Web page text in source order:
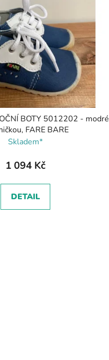
BOTY 5012202 - modré
FARE BARE
Skladem*
1 094 Kč
DETAIL